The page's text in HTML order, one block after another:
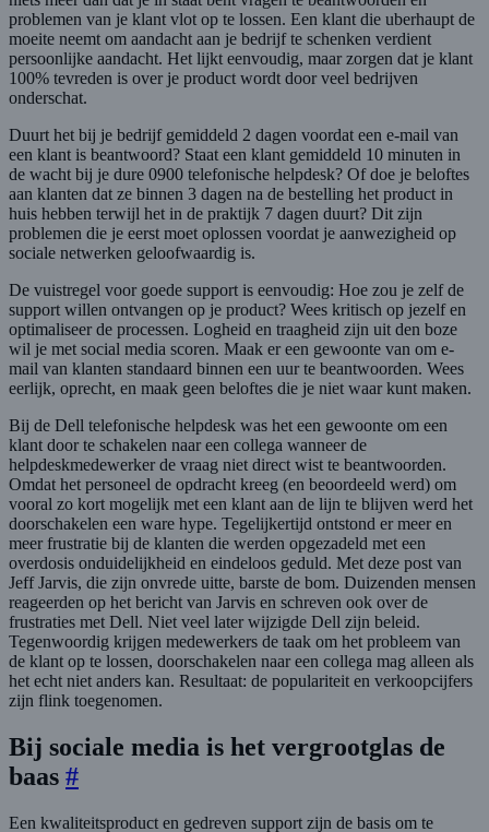
problemen van je klant vlot op te lossen. Een klant die uberhaupt de
moeite neemt om aandacht aan je bedrijf te schenken verdient
persoonlijke aandacht. Het lijkt eenvoudig, maar zorgen dat je klant
100% tevreden is over je product wordt door veel bedrijven
onderschat.
Duurt het bij je bedrijf gemiddeld 2 dagen voordat een e-mail van
een klant is beantwoord? Staat een klant gemiddeld 10 minuten in
de wacht bij je dure 0900 telefonische helpdesk? Of doe je beloftes
aan klanten dat ze binnen 3 dagen na de bestelling het product in
huis hebben terwijl het in de praktijk 7 dagen duurt? Dit zijn
problemen die je eerst moet oplossen voordat je aanwezigheid op
sociale netwerken geloofwaardig is.
De vuistregel voor goede support is eenvoudig: Hoe zou je zelf de
support willen ontvangen op je product? Wees kritisch op jezelf en
optimaliseer de processen. Logheid en traagheid zijn uit den boze
wil je met social media scoren. Maak er een gewoonte van om e-
mail van klanten standaard binnen een uur te beantwoorden. Wees
eerlijk, oprecht, en maak geen beloftes die je niet waar kunt maken.
Bij de Dell telefonische helpdesk was het een gewoonte om een
klant door te schakelen naar een collega wanneer de
helpdeskmedewerker de vraag niet direct wist te beantwoorden.
Omdat het personeel de opdracht kreeg (en beoordeeld werd) om
vooral zo kort mogelijk met een klant aan de lijn te blijven werd het
doorschakelen een ware hype. Tegelijkertijd ontstond er meer en
meer frustratie bij de klanten die werden opgezadeld met een
overdosis onduidelijkheid en eindeloos geduld. Met deze post van
Jeff Jarvis, die zijn onvrede uitte, barste de bom. Duizenden mensen
reageerden op het bericht van Jarvis en schreven ook over de
frustraties met Dell. Niet veel later wijzigde Dell zijn beleid.
Tegenwoordig krijgen medewerkers de taak om het probleem van
de klant op te lossen, doorschakelen naar een collega mag alleen als
het echt niet anders kan. Resultaat: de populariteit en verkoopcijfers
zijn flink toegenomen.
Bij sociale media is het vergrootglas de
baas #
Een kwaliteitsproduct en gedreven support zijn de basis om te